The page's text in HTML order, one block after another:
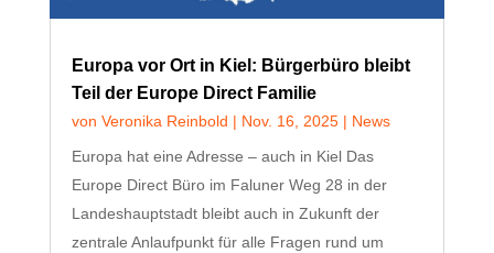
Europa vor Ort in Kiel: Bürgerbüro bleibt
Teil der Europe Direct Familie
von Veronika Reinbold | Nov. 16, 2025| News
Europa hat eine Adresse – auch in Kiel Das
Europe Direct Büro im Faluner Weg 28 in der
Landeshauptstadt bleibt auch in Zukunft der
zentrale Anlaufpunkt für alle Fragen rund um